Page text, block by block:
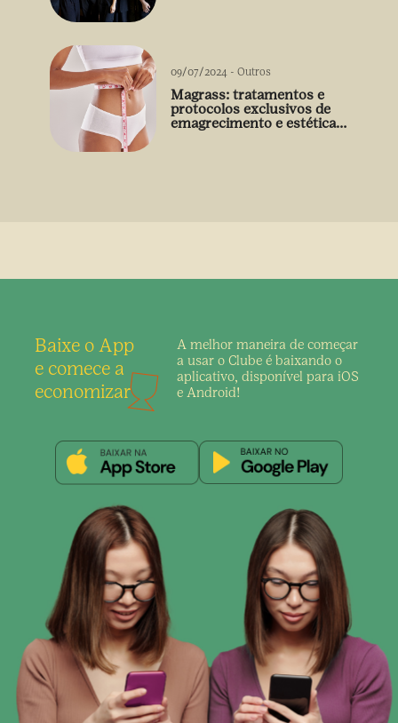
09/07/2024 - Outros
Magrass: tratamentos e
protocolos exclusivos de
emagrecimento e estética
Baixe o App
e comece a
economizar
A melhor maneira de começar
a usar o Clube é baixando o
aplicativo, disponível para iOS
e Android!